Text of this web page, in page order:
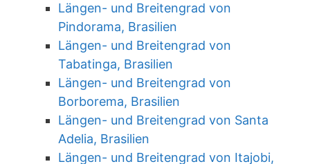
Längen- und Breitengrad von
Pindorama, Brasilien
Längen- und Breitengrad von
Tabatinga, Brasilien
Längen- und Breitengrad von
Borborema, Brasilien
Längen- und Breitengrad von Santa
Adelia, Brasilien
Längen- und Breitengrad von Itajobi,